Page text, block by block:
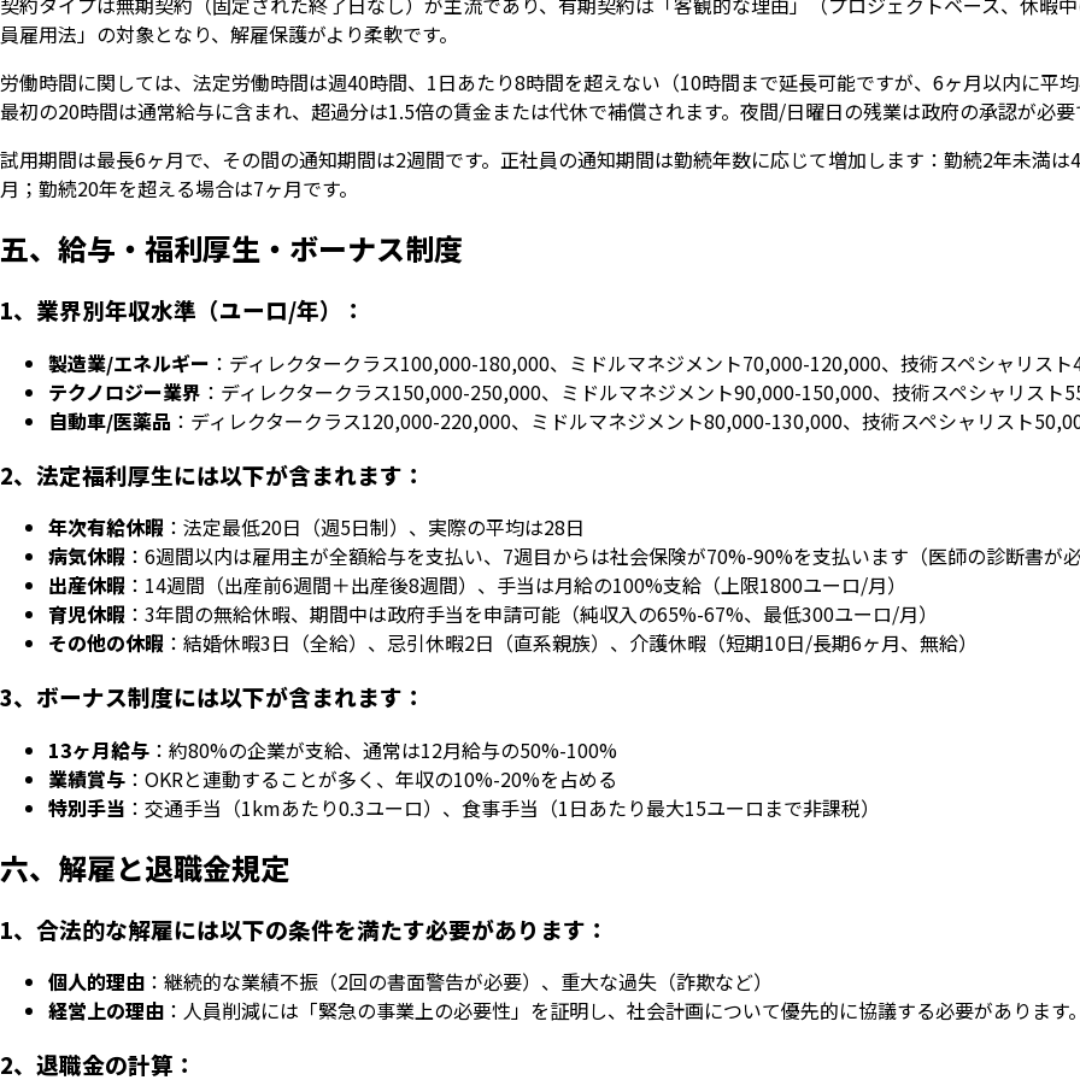
員雇用法」の対象となり、解雇保護がより柔軟です。
労働時間に関しては、法定労働時間は週40時間、1日あたり8時間を超えない（10時間まで延長可能ですが、6ヶ月以内に平
最初の20時間は通常給与に含まれ、超過分は1.5倍の賃金または代休で補償されます。夜間/日曜日の残業は政府の承認が必要
試用期間は最長6ヶ月で、その間の通知期間は2週間です。正社員の通知期間は勤続年数に応じて増加します：勤続2年未満
月；勤続20年を超える場合は7ヶ月です。
五、給与・福利厚生・ボーナス制度
1、業界別年収水準（ユーロ/年）：
製造業/エネルギー ：ディレクタークラス100,000-180,000、ミドルマネジメント70,000-120,000、技術スペシャリス
テクノロジー業界 ：ディレクタークラス150,000-250,000、ミドルマネジメント90,000-150,000、技術スペシャリスト
自動車/医薬品 ：ディレクタークラス120,000-220,000、ミドルマネジメント80,000-130,000、技術スペシャリスト
2、法定福利厚生には以下が含まれます：
年次有給休暇 ：法定最低20日（週5日制）、実際の平均は28日
病気休暇 ：6週間以内は雇用主が全額給与を支払い、7週目からは社会保険が70%-90%を支払います（医師の診断書が必
出産休暇 ：14週間（出産前6週間＋出産後8週間）、手当は月給の100%支給（上限1800ユーロ/月）
育児休暇 ：3年間の無給休暇、期間中は政府手当を申請可能（純収入の65%-67%、最低300ユーロ/月）
その他の休暇 ：結婚休暇3日（全給）、忌引休暇2日（直系親族）、介護休暇（短期10日/長期6ヶ月、無給）
3、ボーナス制度には以下が含まれます：
13ヶ月給与 ：約80%の企業が支給、通常は12月給与の50%-100%
業績賞与 ：OKRと連動することが多く、年収の10%-20%を占める
特別手当 ：交通手当（1kmあたり0.3ユーロ）、食事手当（1日あたり最大15ユーロまで非課税）
六、解雇と退職金規定
1、合法的な解雇には以下の条件を満たす必要があります：
個人的理由 ：継続的な業績不振（2回の書面警告が必要）、重大な過失（詐欺など）
経営上の理由 ：人員削減には「緊急の事業上の必要性」を証明し、社会計画について優先的に協議する必要があります。
2、退職金の計算：